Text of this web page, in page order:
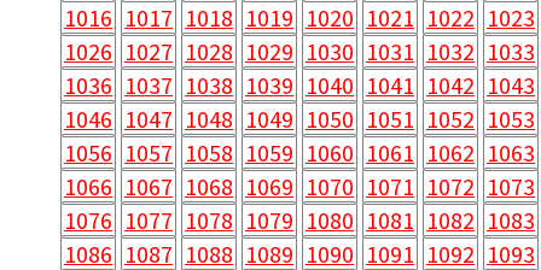
1016 1017 1018 1019 1020 1021 1022 1023
1026 1027 1028 1029 1030 1031 1032 1033
1036 1037 1038 1039 1040 1041 1042 1043
1046 1047 1048 1049 1050 1051 1052 1053
1056 1057 1058 1059 1060 1061 1062 1063
1066 1067 1068 1069 1070 1071 1072 1073
1076 1077 1078 1079 1080 1081 1082 1083
1086 1087 1088 1089 1090 1091 1092 1093